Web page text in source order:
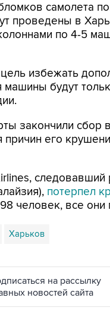
самолета
проведены в
по 4-5
избежать
будут
закончили сбор
его
потерпел
человек, все они
Харьков
на рассылку
новостей сайта